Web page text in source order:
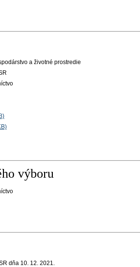
a životné prostredie
výboru
dňa 10. 12. 2021.